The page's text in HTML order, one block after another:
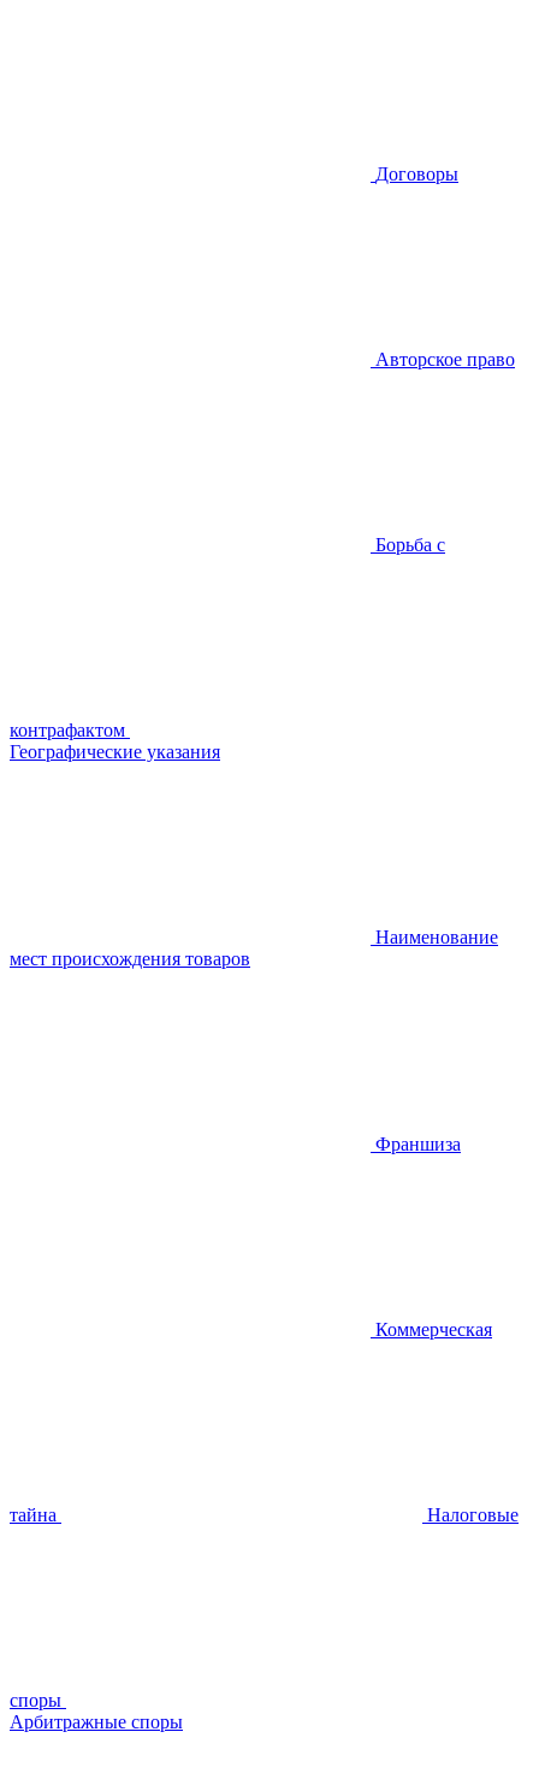
Договоры
Авторское право
Борьба с
контрафактом
Географические указания
Наименование
мест происхождения товаров
Франшиза
Коммерческая
тайна Налоговые
споры
Арбитражные споры